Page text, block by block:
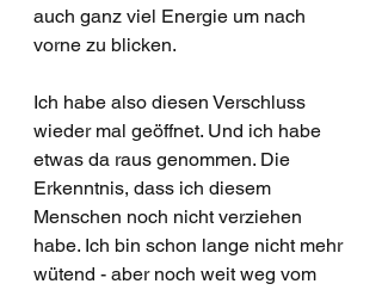
auch ganz viel Energie um nach
vorne zu blicken.
Ich habe also diesen Verschluss
wieder mal geöffnet. Und ich habe
etwas da raus genommen. Die
Erkenntnis, dass ich diesem
Menschen noch nicht verziehen
habe. Ich bin schon lange nicht mehr
wütend - aber noch weit weg vom